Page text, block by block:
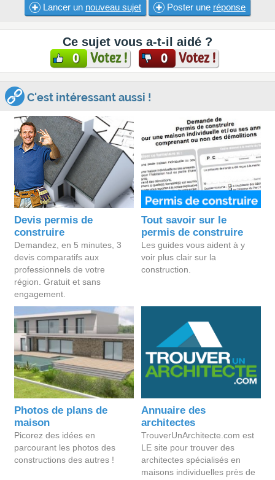
Lancer un nouveau sujet Poster une réponse
Ce sujet vous a-t-il aidé ?
0 Votez ! 0 Votez !
C'est intéressant aussi !
Devis permis de
construire
Demandez, en 5 minutes, 3
devis comparatifs aux
professionnels de votre
région. Gratuit et sans
engagement.
Tout savoir sur le
permis de construire
Les guides vous aident à y
voir plus clair sur la
construction.
Photos de plans de
maison
Picorez des idées en
parcourant les photos des
constructions des autres !
Annuaire des
architectes
TrouverUnArchitecte.com est
LE site pour trouver des
architectes spécialisés en
maisons individuelles près de